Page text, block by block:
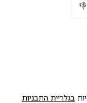
👎
בגלריית התבניות